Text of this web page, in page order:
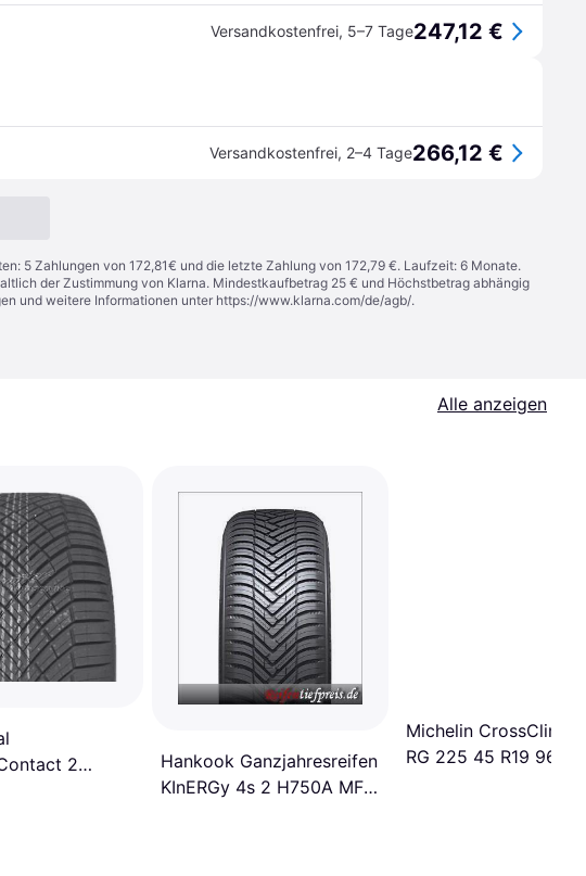
Versandkostenfrei, 5–7 Tage247,12 €
Versandkostenfrei, 2–4 Tage266,12 €
5 Zahlungen von 172,81€ und die letzte Zahlung von 172,79 €. Laufzeit: 6 Monate.
der Zustimmung von Klarna. Mindestkaufbetrag 25 € und Höchstbetrag abhängig
und weitere Informationen unter https://www.klarna.com/de/agb/.
Alle anzeigen
2
Hankook Ganzjahresreifen
KInERGy 4s 2 H750A MFS
Michelin
RG 225 45 R19 96W